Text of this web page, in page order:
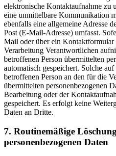
elektronische Kontaktaufnahme zu
eine unmittelbare Kommunikation
ebenfalls eine allgemeine Adresse
Post (E-Mail-Adresse) umfasst.
Mail oder über ein
Verarbeitung Verantwortlichen
betroffenen Person übermittelten
automatisch gespeichert. Solche
betroffenen Person an den für die
übermittelten personenbezogenen
Bearbeitung oder der
gespeichert. Es erfolgt keine
Daten an Dritte.
7. Routinemäßige
personenbezogenen Daten